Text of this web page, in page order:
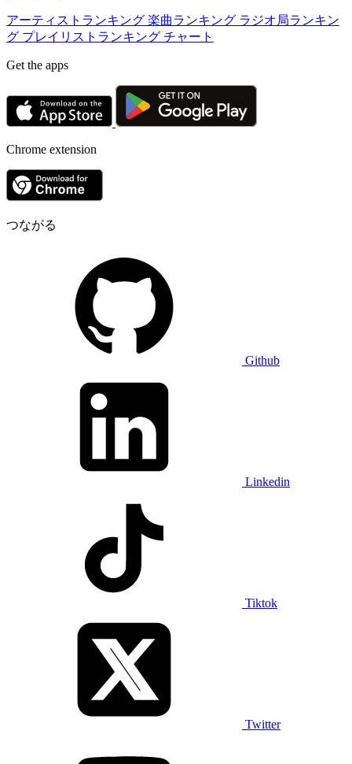
アーティストランキング 楽曲ランキング ラジオ局ランキン
グ プレイリストランキング チャート
Get the apps
Chrome extension
つながる
Github
Linkedin
Tiktok
Twitter